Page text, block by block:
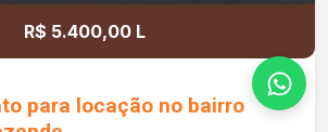
R$ 5.400,00 L
para locação no bairro